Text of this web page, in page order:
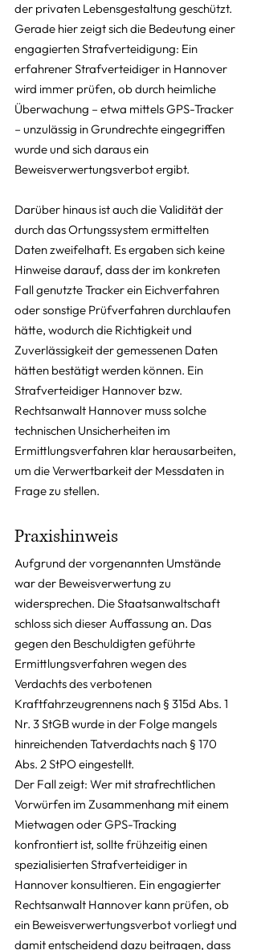
der privaten Lebensgestaltung geschützt.
Gerade hier zeigt sich die Bedeutung einer
engagierten Strafverteidigung: Ein
erfahrener Strafverteidiger in Hannover
wird immer prüfen, ob durch heimliche
Überwachung – etwa mittels GPS-Tracker
– unzulässig in Grundrechte eingegriffen
wurde und sich daraus ein
Beweisverwertungsverbot ergibt.
Darüber hinaus ist auch die Validität der
durch das Ortungssystem ermittelten
Daten zweifelhaft. Es ergaben sich keine
Hinweise darauf, dass der im konkreten
Fall genutzte Tracker ein Eichverfahren
oder sonstige Prüfverfahren durchlaufen
hätte, wodurch die Richtigkeit und
Zuverlässigkeit der gemessenen Daten
hätten bestätigt werden können. Ein
Strafverteidiger Hannover bzw.
Rechtsanwalt Hannover muss solche
technischen Unsicherheiten im
Ermittlungsverfahren klar herausarbeiten,
um die Verwertbarkeit der Messdaten in
Frage zu stellen.
Praxishinweis
Aufgrund der vorgenannten Umstände
war der Beweisverwertung zu
widersprechen. Die Staatsanwaltschaft
schloss sich dieser Auffassung an. Das
gegen den Beschuldigten geführte
Ermittlungsverfahren wegen des
Verdachts des verbotenen
Kraftfahrzeugrennens nach § 315d Abs. 1
Nr. 3 StGB wurde in der Folge mangels
hinreichenden Tatverdachts nach § 170
Abs. 2 StPO eingestellt.
Der Fall zeigt: Wer mit strafrechtlichen
Vorwürfen im Zusammenhang mit einem
Mietwagen oder GPS-Tracking
konfrontiert ist, sollte frühzeitig einen
spezialisierten Strafverteidiger in
Hannover konsultieren. Ein engagierter
Rechtsanwalt Hannover kann prüfen, ob
ein Beweisverwertungsverbot vorliegt und
damit entscheidend dazu beitragen, dass
RA Isik
100
%
Empfehlungen auf
ProvenExpert.com
SEHR GUT
4,95
/
5,00